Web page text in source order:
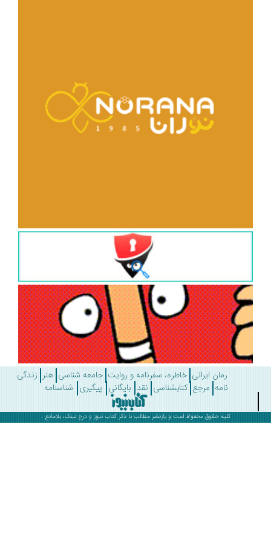
رمان ایرانی خاطره، سفرنامه و روایت جامعه شناسی هنر زندگی
مرجع کتابشناسی نقد بایگانی پیگیری شناسنامه
کلیه حقوق محفوظ است و بازنشر مطالب با ذکرکتاب نیوز و درج لینک، بلامانع .